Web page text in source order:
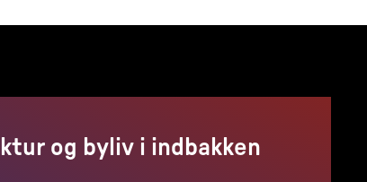
og byliv i indbakken